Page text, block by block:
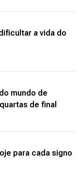
a vida do
mundo de
de final
para cada signo